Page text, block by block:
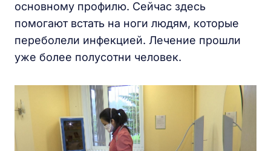
основному профилю. Сейчас здесь
помогают встать на ноги людям, которые
переболели инфекцией. Лечение прошли
уже более полусотни человек.